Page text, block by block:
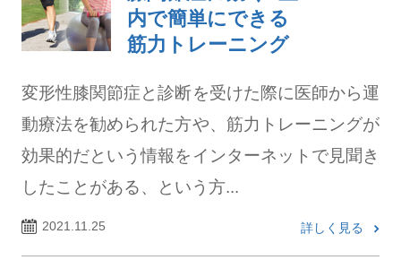
内で簡単にできる
筋力トレーニング
変形性膝関節症と診断を受けた際に医師から運
動療法を勧められた方や、筋力トレーニングが
効果的だという情報をインターネットで見聞き
したことがある、という方...
2021.11.25 詳しく見る